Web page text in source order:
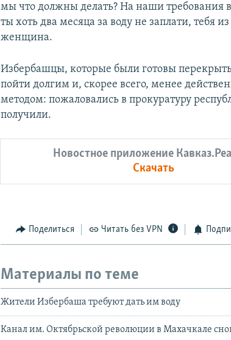
мы что должны делать? На наши требования
ты хоть два месяца за воду не заплати, тебя
женщина.
Избербашцы, которые были готовы
пойти долгим и, скорее всего, менее
методом: пожаловались в прокуратуру
получили.
Новостное приложение
Скачать
Поделиться Читать без VPN
Материалы по теме
Жители Избербаша требуют дать им воду
Канал им. Октябрьской революции в Махачкале